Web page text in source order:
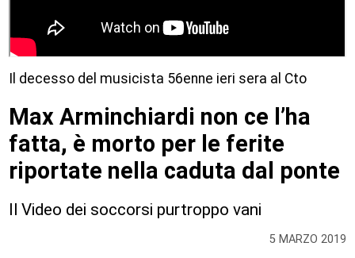
5 MARZO 2019
Il decesso del musicista 56enne ieri sera al Cto
Max Arminchiardi non ce l’ha
fatta, è morto per le ferite
riportate nella caduta dal ponte
Il Video dei soccorsi purtroppo vani